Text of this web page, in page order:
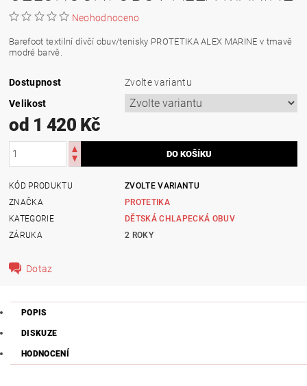
Neohodnoceno
Barefoot textilní dívčí obuv/tenisky PROTETIKA ALEX MARINE v tmavě
modré barvě.
Dostupnost
Zvolte variantu
Velikost
od 1 420 Kč
KÓD PRODUKTU
ZVOLTE VARIANTU
ZNAČKA
PROTETIKA
KATEGORIE
DĚTSKÁ CHLAPECKÁ OBUV
ZÁRUKA
2 ROKY
Dotaz
POPIS
DISKUZE
HODNOCENÍ